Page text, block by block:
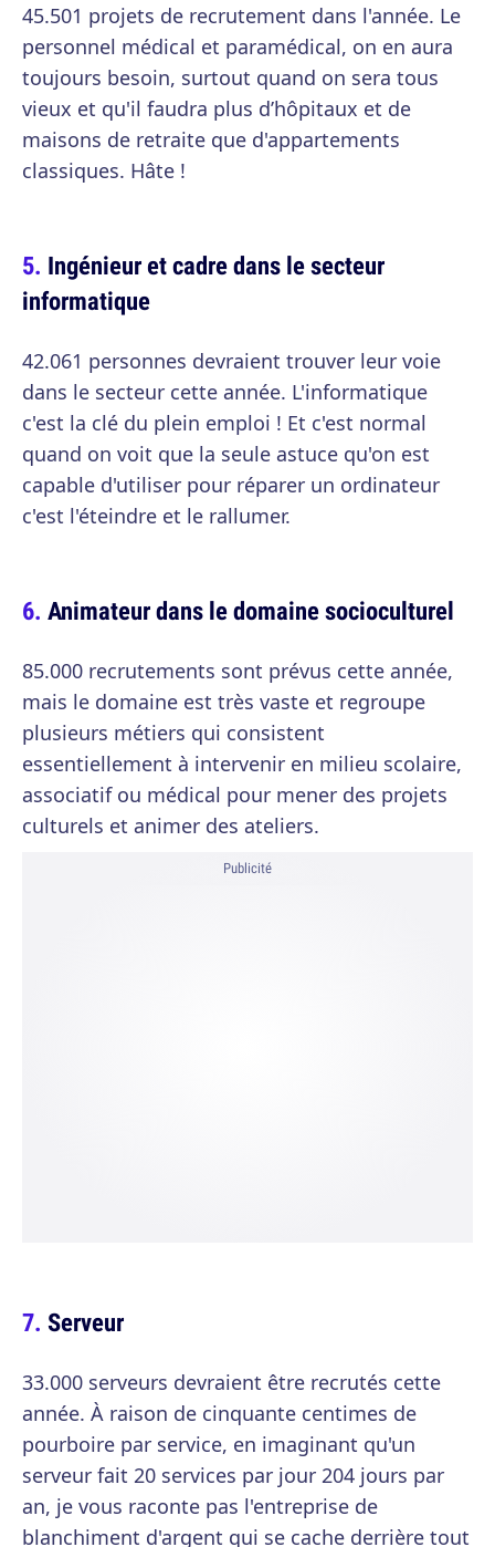
45.501 projets de recrutement dans l'année. Le
personnel médical et paramédical, on en aura
toujours besoin, surtout quand on sera tous
vieux et qu'il faudra plus d’hôpitaux et de
maisons de retraite que d'appartements
classiques. Hâte !
Ingénieur et cadre dans le secteur
informatique
42.061 personnes devraient trouver leur voie
dans le secteur cette année. L'informatique
c'est la clé du plein emploi ! Et c'est normal
quand on voit que la seule astuce qu'on est
capable d'utiliser pour réparer un ordinateur
c'est l'éteindre et le rallumer.
Animateur dans le domaine socioculturel
85.000 recrutements sont prévus cette année,
mais le domaine est très vaste et regroupe
plusieurs métiers qui consistent
essentiellement à intervenir en milieu scolaire,
associatif ou médical pour mener des projets
culturels et animer des ateliers.
Publicité
Serveur
33.000 serveurs devraient être recrutés cette
année. À raison de cinquante centimes de
pourboire par service, en imaginant qu'un
serveur fait 20 services par jour 204 jours par
an, je vous raconte pas l'entreprise de
blanchiment d'argent qui se cache derrière tout